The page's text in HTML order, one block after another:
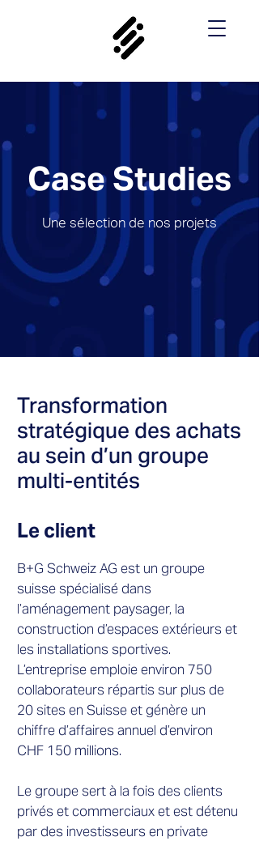
Case Studies
Une sélection de nos projets
Transformation
stratégique des achats
au sein d’un groupe
multi-entités
Le client
B+G Schweiz AG est un groupe
suisse spécialisé dans
l’aménagement paysager, la
construction d’espaces extérieurs et
les installations sportives.
L’entreprise emploie environ 750
collaborateurs répartis sur plus de
20 sites en Suisse et génère un
chiffre d’affaires annuel d’environ
CHF 150 millions.
Le groupe sert à la fois des clients
privés et commerciaux et est détenu
par des investisseurs en private